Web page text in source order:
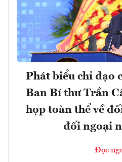
Phát biểu chỉ đạo
Ban Bí thư Trần
họp toàn thể về
đối ngoại
Đọc